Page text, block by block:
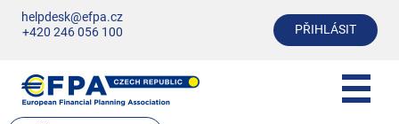
helpdesk@efpa.cz
+420 246 056 100
PŘIHLÁSIT